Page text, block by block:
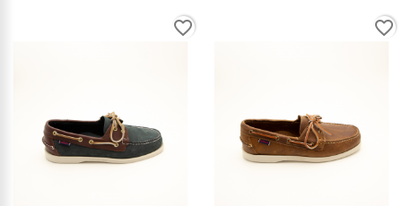
favorite_border favorite_border